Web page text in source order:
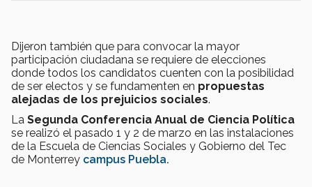
Dijeron también que para convocar la mayor
participación ciudadana se requiere de elecciones
donde todos los candidatos cuenten con la posibilidad
de ser electos y se fundamenten en propuestas
alejadas de los prejuicios sociales.
La Segunda Conferencia Anual de Ciencia Política
se realizó el pasado 1 y 2 de marzo en las instalaciones
de la Escuela de Ciencias Sociales y Gobierno del Tec
de Monterrey campus Puebla.